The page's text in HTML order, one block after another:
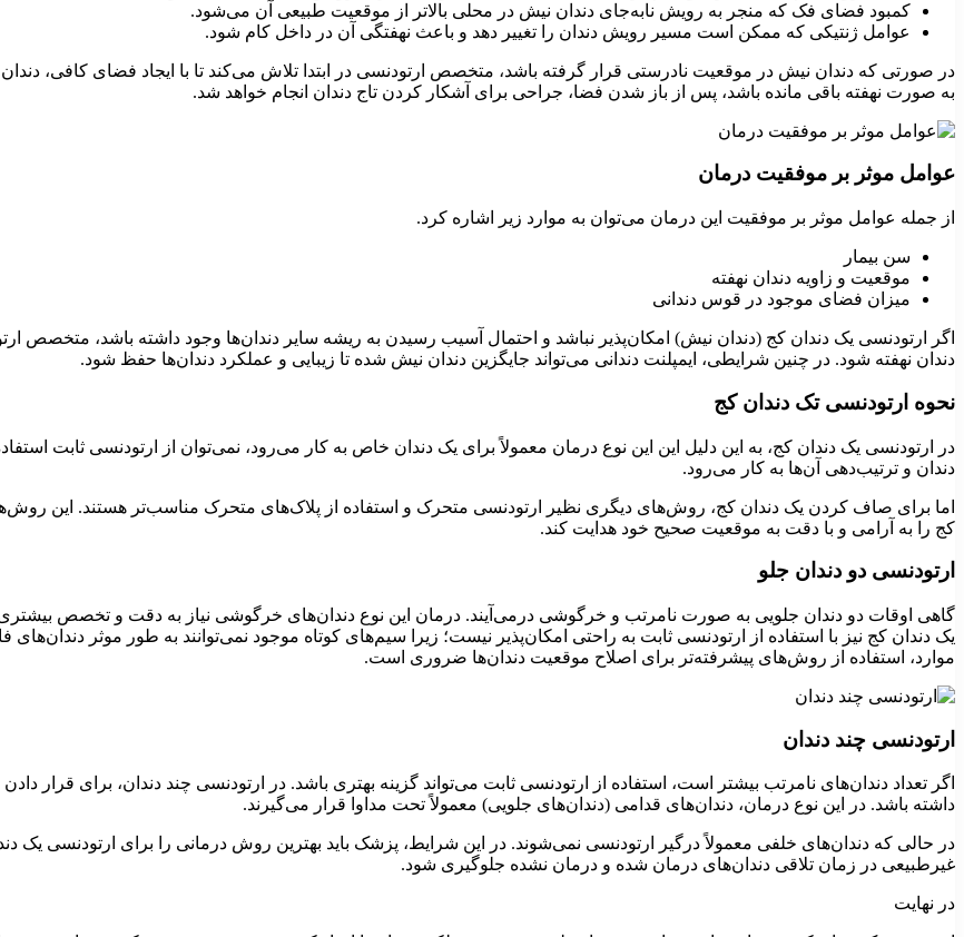
کمبود فضای فک که منجر به رویش نابه‌جای دندان نیش در محلی بالاتر از موقعیت طبیعی آن می‌شود.
عوامل ژنتیکی که ممکن است مسیر رویش دندان را تغییر دهد و باعث نهفتگی آن در داخل کام شود.
در صورتی که دندان نیش در موقعیت نادرستی قرار گرفته باشد، متخصص ارتودنسی در ابتدا تلاش می‌کند تا با ایجاد فضای کافی،
به ‌صورت نهفته باقی مانده باشد، پس از باز شدن فضا، جراحی برای آشکار کردن تاج دندان انجام خواهد شد.
عوامل موثر بر موفقیت درمان
از جمله عوامل موثر بر موفقیت این درمان می‌توان به موارد زیر اشاره کرد.
سن بیمار
موقعیت و زاویه دندان نهفته
میزان فضای موجود در قوس دندانی
اگر ارتودنسی یک دندان کج (دندان نیش) امکان‌پذیر نباشد و احتمال آسیب رسیدن به ریشه سایر دندان‌ها وجود داشته باشد،
دندان نهفته شود. در چنین شرایطی، ایمپلنت دندانی می‌تواند جایگزین دندان نیش شده تا زیبایی و عملکرد دندان‌ها حفظ شود.
نحوه ارتودنسی تک دندان کج
در ارتودنسی یک دندان کج، به این دلیل این این نوع درمان معمولاً برای یک دندان خاص به کار می‌رود، نمی‌توان از ارتودنسی ثابت
دندان و ترتیب‌دهی آن‌ها به کار می‌رود.
اما برای صاف کردن یک دندان کج، روش‌های دیگری نظیر ارتودنسی متحرک و استفاده از پلاک‌های متحرک مناسب‌تر هستند. این
کج را به آرامی و با دقت به موقعیت صحیح خود هدایت کند.
ارتودنسی دو دندان جلو
گاهی اوقات دو دندان جلویی به صورت نامرتب و خرگوشی درمی‌آیند. درمان این نوع دندان‌های خرگوشی نیاز به دقت و تخصص بیشتری
یک دندان کج نیز با استفاده از ارتودنسی ثابت به راحتی امکان‌پذیر نیست؛ زیرا سیم‌های کوتاه موجود نمی‌توانند به طور موثر
موارد، استفاده از روش‌های پیشرفته‌تر برای اصلاح موقعیت دندان‌ها ضروری است.
ارتودنسی چند دندان
اگر تعداد دندان‌های نامرتب بیشتر است، استفاده از ارتودنسی ثابت می‌تواند گزینه بهتری باشد. در ارتودنسی چند دندان، برای قرار
داشته باشد. در این نوع درمان، دندان‌های قدامی (دندان‌های جلویی) معمولاً تحت مداوا قرار می‌گیرند.
در حالی که دندان‌های خلفی معمولاً درگیر ارتودنسی نمی‌شوند. در این شرایط، پزشک باید بهترین روش درمانی را برای ارتودنسی یک
غیرطبیعی در زمان تلاقی دندان‌های درمان ‌شده و درمان ‌نشده جلوگیری شود.
در نهایت